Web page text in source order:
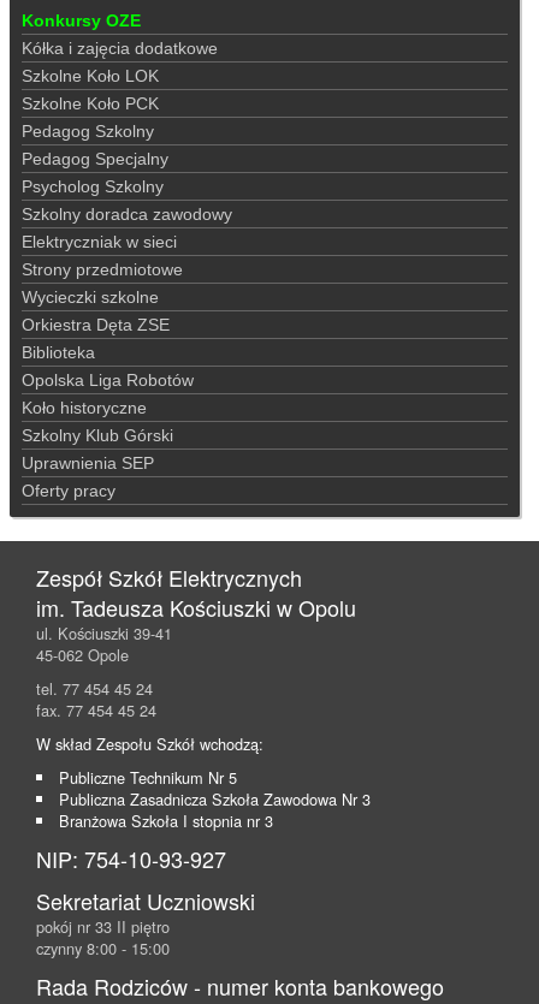
Konkursy OZE
Kółka i zajęcia dodatkowe
Szkolne Koło LOK
Szkolne Koło PCK
Pedagog Szkolny
Pedagog Specjalny
Psycholog Szkolny
Szkolny doradca zawodowy
Elektryczniak w sieci
Strony przedmiotowe
Wycieczki szkolne
Orkiestra Dęta ZSE
Biblioteka
Opolska Liga Robotów
Koło historyczne
Szkolny Klub Górski
Uprawnienia SEP
Oferty pracy
Zespół Szkół Elektrycznych
im. Tadeusza Kościuszki w Opolu
ul. Kościuszki 39-41
45-062 Opole
tel. 77 454 45 24
fax. 77 454 45 24
W skład Zespołu Szkół wchodzą:
Publiczne Technikum Nr 5
Publiczna Zasadnicza Szkoła Zawodowa Nr 3
Branżowa Szkoła I stopnia nr 3
NIP: 754-10-93-927
Sekretariat Uczniowski
pokój nr 33 II piętro
czynny 8:00 - 15:00
Rada Rodziców - numer konta bankowego